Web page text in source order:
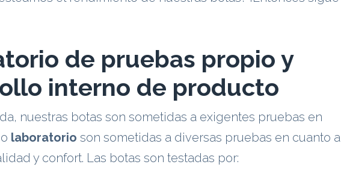
de pruebas propio y
interno de producto
nuestras botas son sometidas a exigentes pruebas en
laboratorio son sometidas a diversas pruebas en cuanto a
y confort. Las botas son testadas por: